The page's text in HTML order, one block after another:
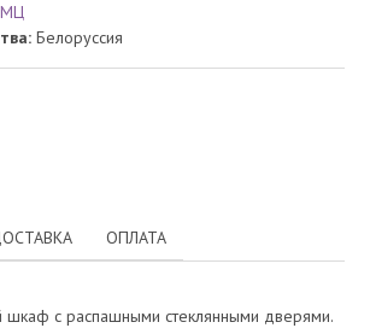
Белоруссия
ОПЛАТА
шкаф с распашными стеклянными дверями.